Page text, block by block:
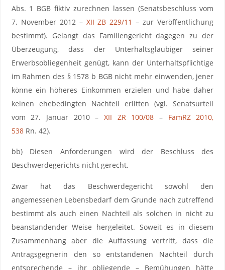
Abs. 1 BGB fiktiv zurechnen lassen (Senatsbeschluss vom
7. November 2012 – XII ZB 229/11 – zur Veröffentlichung
bestimmt). Gelangt das Familiengericht dagegen zu der
Überzeugung, dass der Unterhaltsgläubiger seiner
Erwerbsobliegenheit genügt, kann der Unterhaltspflichtige
im Rahmen des § 1578 b BGB nicht mehr einwenden, jener
könne ein höheres Einkommen erzielen und habe daher
keinen ehebedingten Nachteil erlitten (vgl. Senatsurteil
vom 27. Januar 2010 – XII ZR 100/08 – FamRZ 2010,
538Rn. 42).
bb) Diesen Anforderungen wird der Beschluss des
Beschwerdegerichts nicht gerecht.
Zwar hat das Beschwerdegericht sowohl den
angemessenen Lebensbedarf dem Grunde nach zutreffend
bestimmt als auch einen Nachteil als solchen in nicht zu
beanstandender Weise hergeleitet. Soweit es in diesem
Zusammenhang aber die Auffassung vertritt, dass die
Antragsgegnerin den so entstandenen Nachteil durch
entsprechende – ihr obliegende – Bemühungen hätte